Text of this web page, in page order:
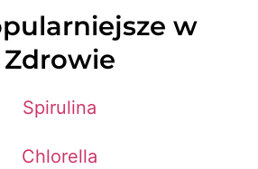
w
Zdrowie
Spirulina
Chlorella